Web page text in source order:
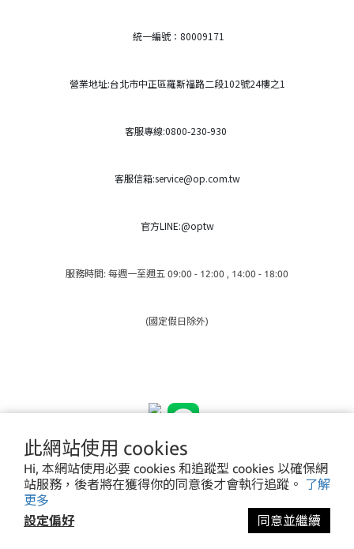
此網站使用 cookies
Hi, 本網站使用必要 cookies 和追蹤型 cookies 以確保網
站服務，後者將在獲得你的同意後才會執行追蹤。 了解
更多
設定偏好
同意並繼續
統一編號：80009171
營業地址:台北市中正區羅斯福路二段102號24樓之1
客服專線:0800-230-930
客服信箱:service@op.com.tw
官方LINE:@optw
服務時間: 每週一至週五 09:00 - 12:00 , 14:00 - 18:00
(國定假日除外)